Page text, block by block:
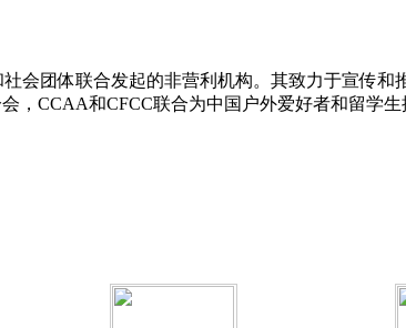
会团体联合发起的非营利机构。其致力于宣传和
CCAA和CFCC联合为中国户外爱好者和留学生